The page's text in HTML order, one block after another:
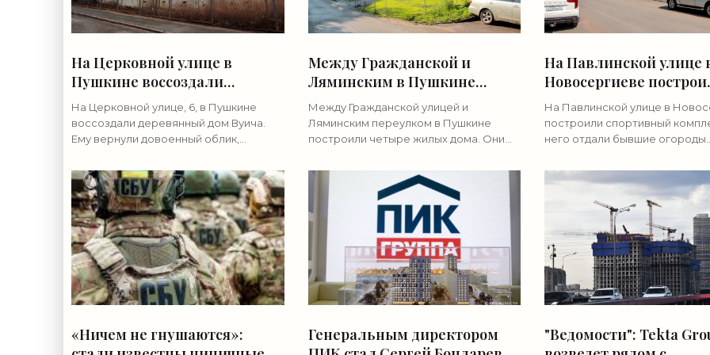
На Церковной улице в
Пушкине воссоздали
деревянный дом Вуича -
«Свежие новости
строительства»
На Церковной улице, 6, в Пушкине
воссоздали деревянный дом Вуича.
Ему вернули довоенный облик,
середины XX века. Здание было
построено в 1880-х годах по проекту
Между Гражданской и
Ляминским в Пушкине
построили четыре жилых
дома - «Свежие новости
строительства»
Между Гражданской улицей и
Ляминским переулком в Пушкине
построили четыре жилых дома. Они
частного сектора, который
постепенно меняют на малоэтажку. О
планах группы
На Павлинской улице
Новосергиеве
спортивный
«Свежие новости
строительства»
На Павлинской улице в
построили спортивный
него отдали бывшие огороды.
гектара расположен на
Павлинской улице южнее
«Ничем не гнушаются»:
Генеральным директором
"Ведомости": Tekta